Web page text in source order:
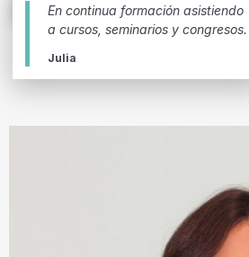
En continua formación asistiendo
a cursos, seminarios y congresos.
Julia